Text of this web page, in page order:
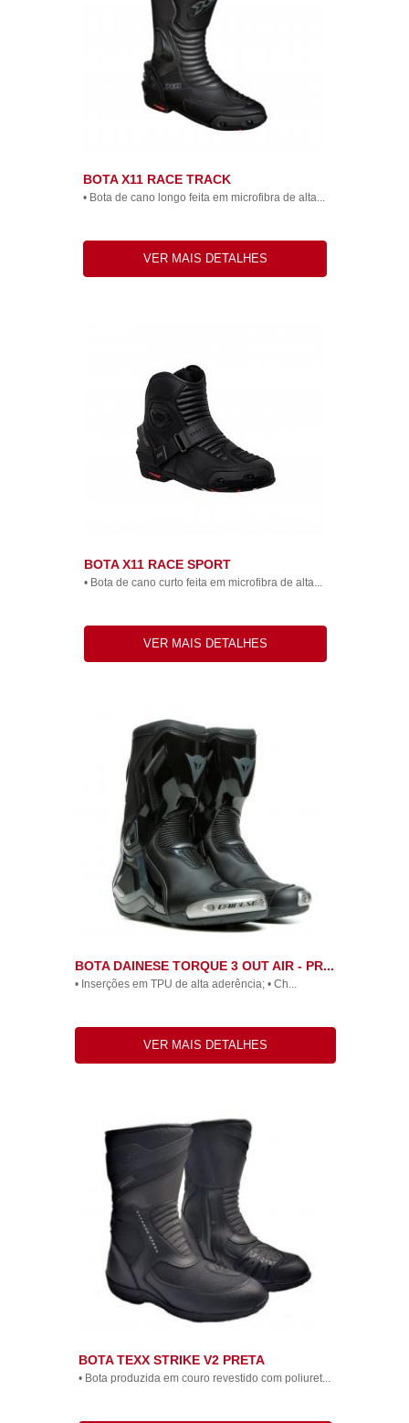
BOTA X11 RACE TRACK
• Bota de cano longo feita em microfibra de alta...
VER MAIS DETALHES
BOTA X11 RACE SPORT
• Bota de cano curto feita em microfibra de alta...
VER MAIS DETALHES
BOTA DAINESE TORQUE 3 OUT AIR - PR...
• Inserções em TPU de alta aderência; • Ch...
VER MAIS DETALHES
BOTA TEXX STRIKE V2 PRETA
• Bota produzida em couro revestido com poliuret...